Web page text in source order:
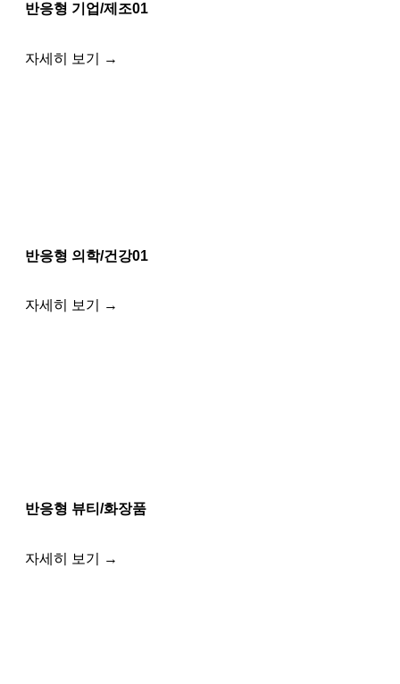
반응형 기업/제조01
자세히 보기 →
반응형 의학/건강01
자세히 보기 →
반응형 뷰티/화장품
자세히 보기 →